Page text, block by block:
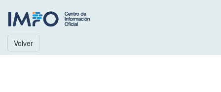
Volver